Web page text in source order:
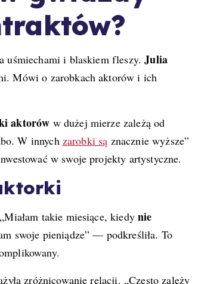
uśmiechami i blaskiem fleszy.Julia
Mówi o zarobkach aktorów i ich
aktorów w dużej mierze zależą od
W innych zarobki są znacznie wyższe”
w swoje projekty artystyczne.
takie miesiące, kiedynie
swoje pieniądze” — podkreśliła. To
zróżnicowanie relacji. „Często zależy